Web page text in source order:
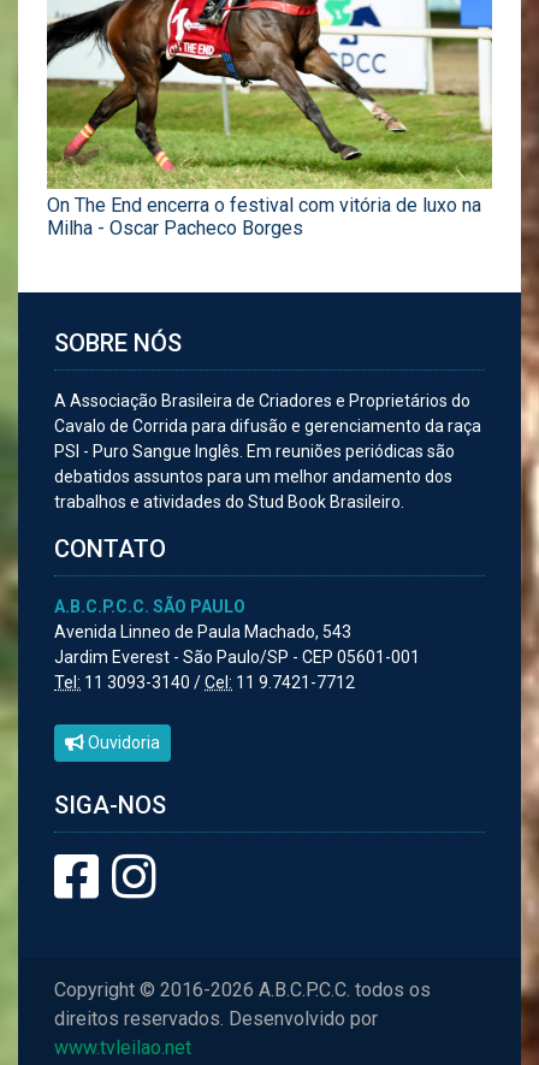
On The End encerra o festival com vitória de luxo na
Milha - Oscar Pacheco Borges
SOBRE NÓS
A Associação Brasileira de Criadores e Proprietários do
Cavalo de Corrida para difusão e gerenciamento da raça
PSI - Puro Sangue Inglês. Em reuniões periódicas são
debatidos assuntos para um melhor andamento dos
trabalhos e atividades do Stud Book Brasileiro.
CONTATO
A.B.C.P.C.C. SÃO PAULO
Avenida Linneo de Paula Machado, 543
Jardim Everest - São Paulo/SP - CEP 05601-001
Tel: 11 3093-3140 /Cel: 11 9.7421-7712
Ouvidoria
SIGA-NOS
Copyright © 2016-2026 A.B.C.P.C.C. todos os
direitos reservados. Desenvolvido por
www.tvleilao.net